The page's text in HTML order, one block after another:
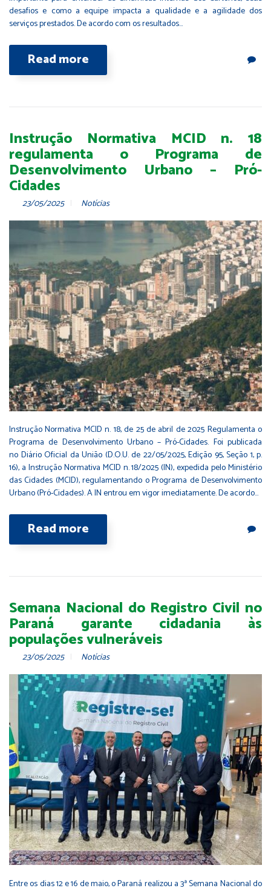
desafios e como a equipe impacta a qualidade e a agilidade dos
serviços prestados. De acordo com os resultados…
Read more
Instrução Normativa MCID n. 18
regulamenta o Programa de
Desenvolvimento Urbano – Pró-
Cidades
23/05/2025 Notícias
Instrução Normativa MCID n. 18, de 25 de abril de 2025 Regulamenta o
Programa de Desenvolvimento Urbano – Pró-Cidades. Foi publicada
no Diário Oficial da União (D.O.U. de 22/05/2025, Edição 95, Seção 1, p.
16), a Instrução Normativa MCID n. 18/2025 (IN), expedida pelo Ministério
das Cidades (MCID), regulamentando o Programa de Desenvolvimento
Urbano (Pró-Cidades). A IN entrou em vigor imediatamente. De acordo…
Read more
Semana Nacional do Registro Civil no
Paraná garante cidadania às
populações vulneráveis
23/05/2025 Notícias
Entre os dias 12 e 16 de maio, o Paraná realizou a 3ª Semana Nacional do